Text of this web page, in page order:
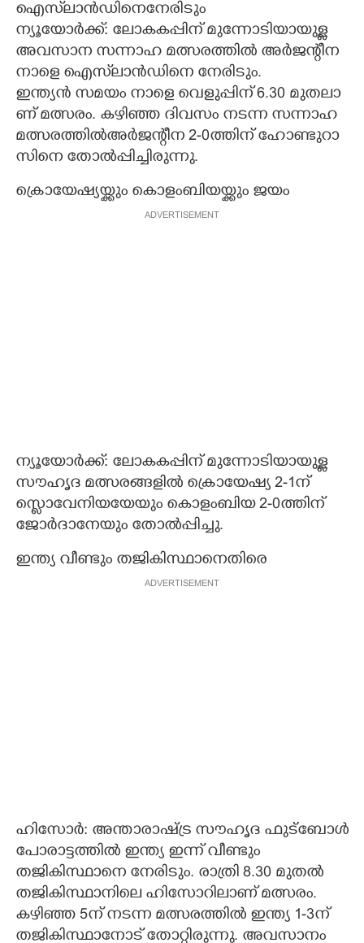
ഐ​സ്‌​ലാ​ൻ​ഡി​നെ​നേ​രി​ടും
ന്യൂ​യോ​ർ​ക്ക്:​ ​ലോ​ക​ക​പ്പി​ന് ​മു​ന്നോ​ടി​യാ​യു​ള്ള​ ​
അ​വ​സാ​ന​ ​സ​ന്നാ​​ഹ​ ​മ​ത്സ​ര​ത്തി​ൽ​ ​അ​ർ​ജ​ന്റീ​ന​ ​
നാ​ളെ​ ​ഐ​സ്‌​ലാ​ൻ​ഡി​നെ​ ​നേ​രി​ടും.​
​ഇ​ന്ത്യ​ൻ​ ​സ​മ​യം​ ​നാ​ളെ​ ​വെ​ളു​പ്പി​ന് 6.30​ ​മു​ത​ലാ​
ണ് ​മ​ത്സ​രം.​ ​ക​ഴി​ഞ്ഞ​ ​ദി​വ​സം​ ​ന​ട​ന്ന​ ​സ​ന്നാ​ഹ​ ​
മ​ത്സ​ര​ത്തി​ൽ​അ​ർ​ജ​ന്റീ​ന​ 2​-0​ത്തി​ന് ​ഹോ​ണ്ടു​റാ​
സി​നെ​ ​തോ​ൽ​പ്പി​ച്ചി​രു​ന്നു.
ക്രൊയേഷ്യയ്ക്കും കൊളംബിയയ്ക്കും ജയം
ADVERTISEMENT
ന്യൂയോർക്ക്: ലോകകപ്പിന് മുന്നോടിയായുള്ള
സൗഹൃദ മത്സരങ്ങളിൽ ക്രൊയേഷ്യ 2-1ന്
സ്ലൊവേനിയയേയും കൊളംബിയ 2-0ത്തിന്
ജോർദാനേയും തോൽപ്പിച്ചു.
ഇന്ത്യ വീണ്ടും തജികിസ്ഥാനെതിരെ
ADVERTISEMENT
ഹിസോർ: അന്താരാഷ്ട്ര സൗഹൃദ ഫുട്ബോൾ
പോരാട്ടത്തിൽ ഇന്ത്യ ഇന്ന് വീണ്ടും
തജികിസ്ഥാനെ നേരിടും. രാത്രി 8.30 മുതൽ
തജികിസ്ഥാനിലെ ഹിസോറിലാണ് മത്സരം.
കഴിഞ്ഞ 5ന് നടന്ന മത്സരത്തിൽ ഇന്ത്യ 1-3ന്
തജികിസ്ഥാനോട് തോറ്റിരുന്നു. അവസാനം